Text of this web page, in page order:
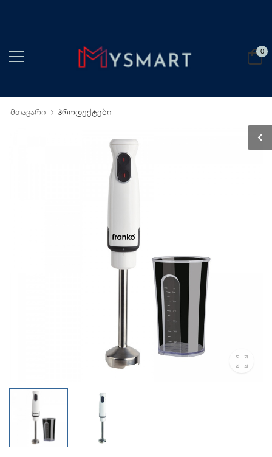
0
მთავარი პროდუქტები